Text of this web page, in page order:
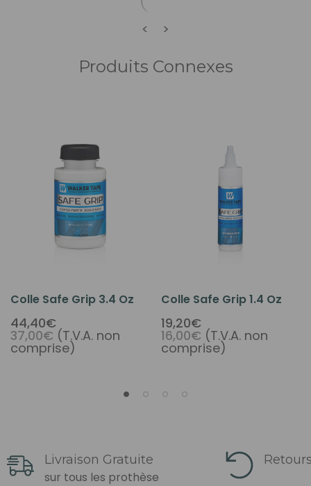
< >
Produits Connexes
Colle Safe Grip 3.4 Oz
44,40€
37,00€ (T.V.A. non
comprise)
Colle Safe Grip 1.4 Oz
19,20€
16,00€ (T.V.A. non
comprise)
Livraison Gratuite
sur tous les prothèse